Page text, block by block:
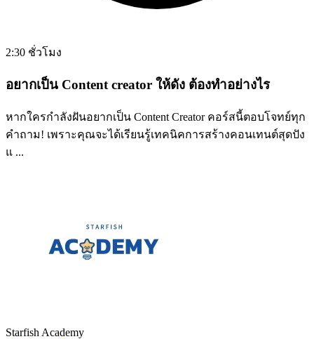
2:30 ชั่วโมง
อยากเป็น Content creator ให้ดัง ต้องทำอย่างไร
หากใครกำลังฝันอยากเป็น Content Creator คอร์สนี้ตอบโจทย์ทุก
คำถาม! เพราะคุณจะได้เรียนรู้เทคนิคการสร้างคอนเทนต์สุดปัง
แ ...
Starfish Academy